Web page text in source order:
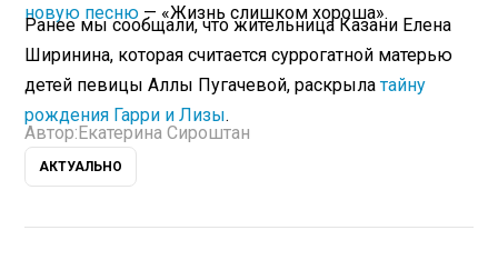
новую песню — «Жизнь слишком хороша».
Ранее мы сообщали, что жительница Казани Елена
Ширинина, которая считается суррогатной матерью
детей певицы Аллы Пугачевой, раскрылатайну
рождения Гарри и Лизы.
Автор: Екатерина Сироштан
АКТУАЛЬНО